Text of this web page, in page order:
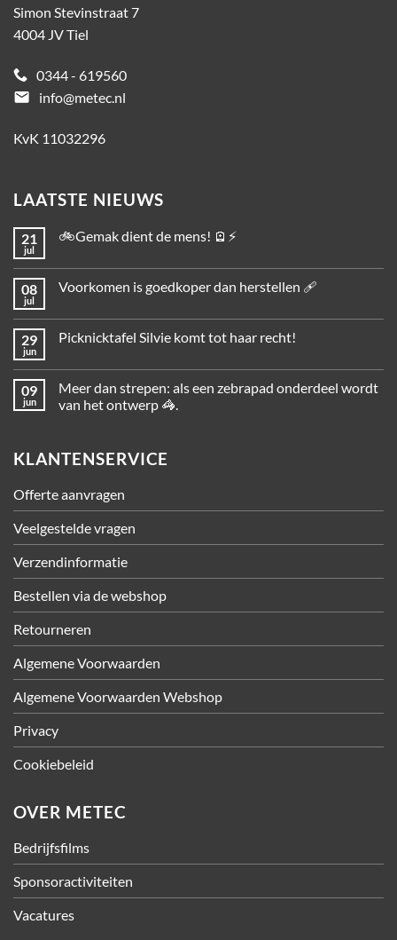
Simon Stevinstraat 7
4004 JV Tiel
0344 - 619560
email
info@metec.nl
KvK 11032296
LAATSTE NIEUWS
21
jul
🚲Gemak dient de mens! 🪫⚡
08
jul
Voorkomen is goedkoper dan herstellen 🩹
29
jun
Picknicktafel Silvie komt tot haar recht!
09
jun
Meer dan strepen: als een zebrapad onderdeel wordt
van het ontwerp 🦓.
KLANTENSERVICE
Offerte aanvragen
Veelgestelde vragen
Verzendinformatie
Bestellen via de webshop
Retourneren
Algemene Voorwaarden
Algemene Voorwaarden Webshop
Privacy
Cookiebeleid
OVER METEC
Bedrijfsfilms
Sponsoractiviteiten
Vacatures